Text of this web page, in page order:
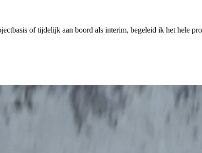
of tijdelijk aan boord als interim, begeleid ik het hele